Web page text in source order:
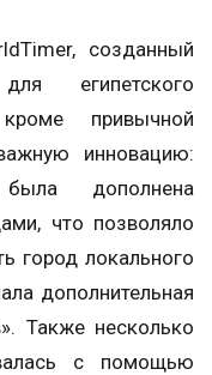
созданный
египетского
привычной
инновацию:
дополнена
что позволяло
город локального
дополнительная
Также несколько
с помощью